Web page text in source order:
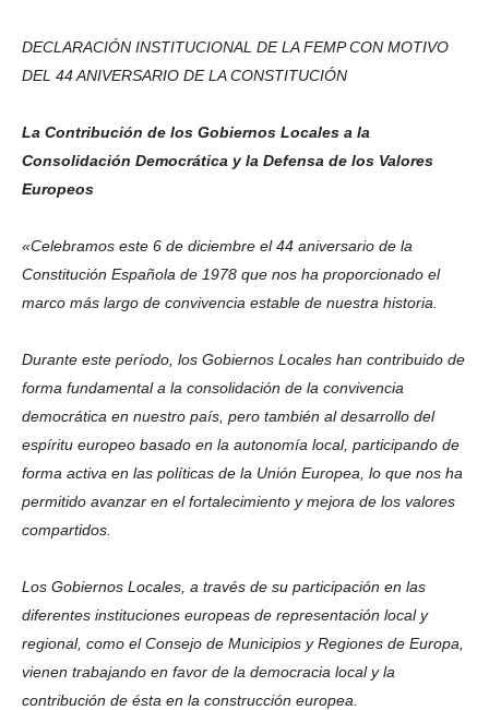
DECLARACIÓN INSTITUCIONAL DE LA FEMP CON MOTIVO
DEL 44 ANIVERSARIO DE LA CONSTITUCIÓN
La Contribución de los Gobiernos Locales a la
Consolidación Democrática y la Defensa de los Valores
Europeos
«Celebramos este 6 de diciembre el 44 aniversario de la
Constitución Española de 1978 que nos ha proporcionado el
marco más largo de convivencia estable de nuestra historia.
Durante este período, los Gobiernos Locales han contribuido de
forma fundamental a la consolidación de la convivencia
democrática en nuestro país, pero también al desarrollo del
espíritu europeo basado en la autonomía local, participando de
forma activa en las políticas de la Unión Europea, lo que nos ha
permitido avanzar en el fortalecimiento y mejora de los valores
compartidos.
Los Gobiernos Locales, a través de su participación en las
diferentes instituciones europeas de representación local y
regional, como el Consejo de Municipios y Regiones de Europa,
vienen trabajando en favor de la democracia local y la
contribución de ésta en la construcción europea.